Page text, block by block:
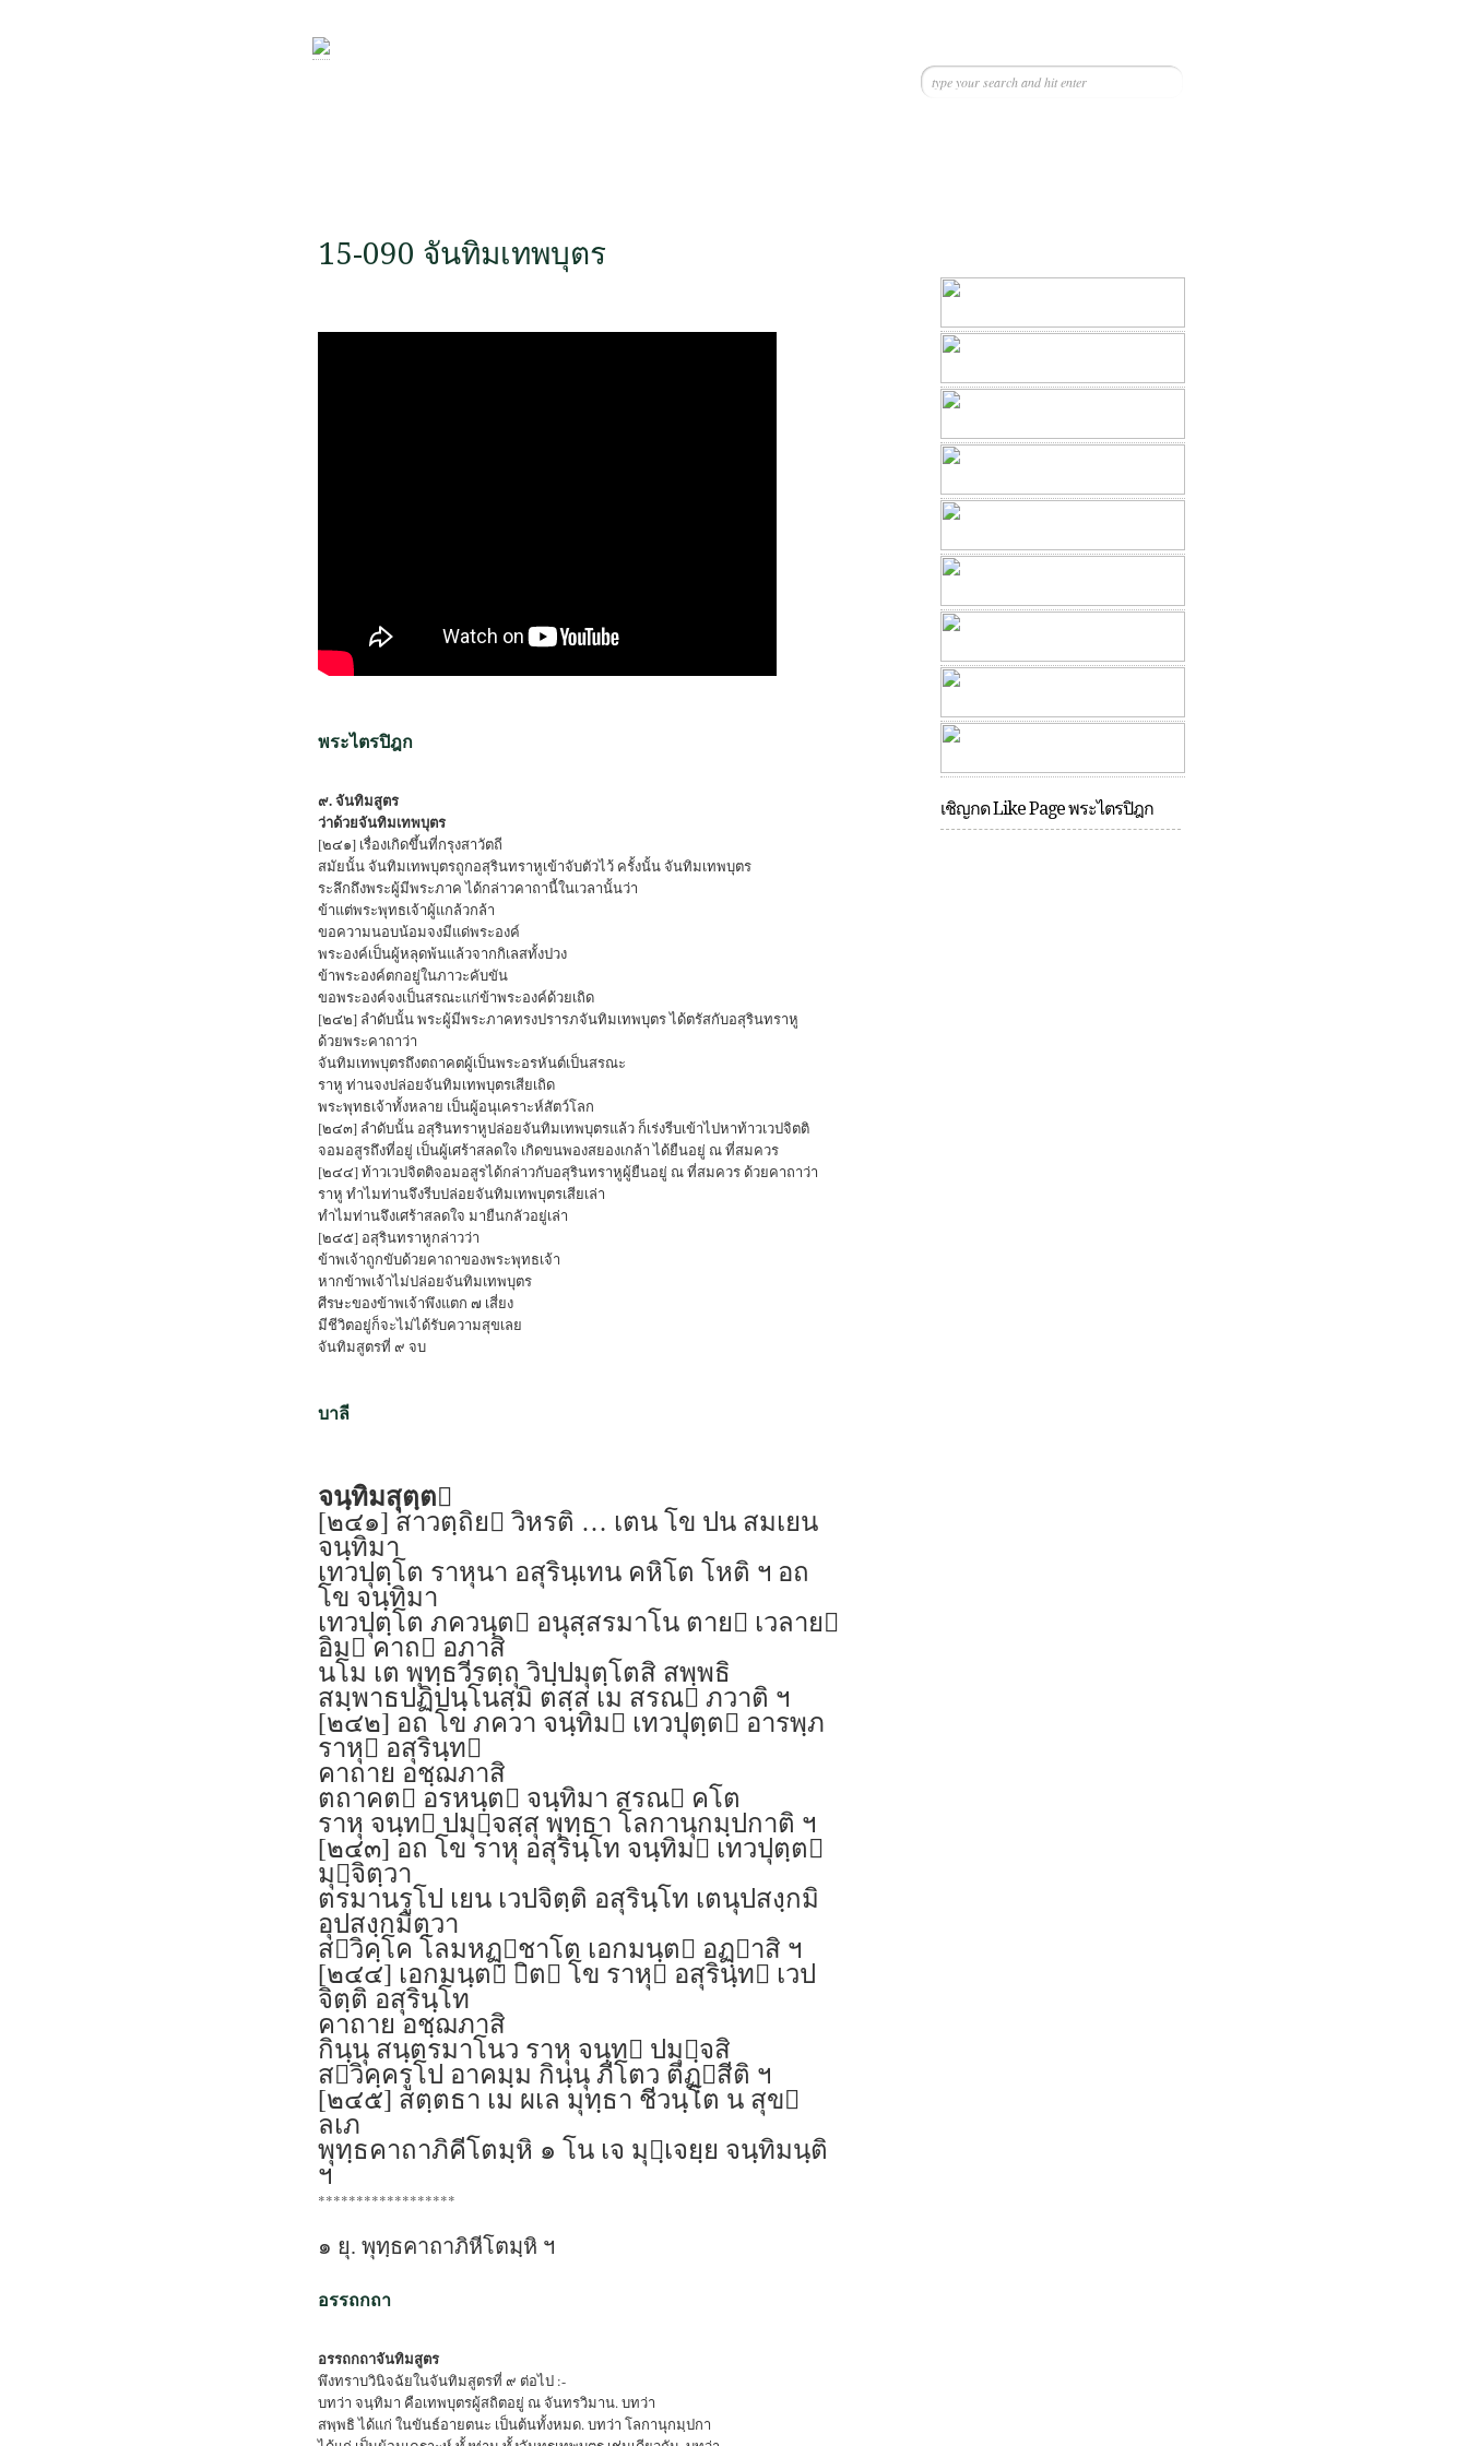
15-090 จันทิมเทพบุตร
พระไตรปิฎก
๙. จันทิมสูตร
ว่าด้วยจันทิมเทพบุตร
[๒๔๑] เรื่องเกิดขึ้นที่กรุงสาวัตถี
สมัยนั้น จันทิมเทพบุตรถูกอสุรินทราหูเข้าจับตัวไว้ ครั้งนั้น จันทิมเทพบุตร
ระลึกถึงพระผู้มีพระภาค ได้กล่าวคาถานี้ในเวลานั้นว่า
ข้าแต่พระพุทธเจ้าผู้แกล้วกล้า
ขอความนอบน้อมจงมีแด่พระองค์
พระองค์เป็นผู้หลุดพ้นแล้วจากกิเลสทั้งปวง
ข้าพระองค์ตกอยู่ในภาวะคับขัน
ขอพระองค์จงเป็นสรณะแก่ข้าพระองค์ด้วยเถิด
[๒๔๒] ลำดับนั้น พระผู้มีพระภาคทรงปรารภจันทิมเทพบุตร ได้ตรัสกับอสุรินทราหู
ด้วยพระคาถาว่า
จันทิมเทพบุตรถึงตถาคตผู้เป็นพระอรหันต์เป็นสรณะ
ราหู ท่านจงปล่อยจันทิมเทพบุตรเสียเถิด
พระพุทธเจ้าทั้งหลาย เป็นผู้อนุเคราะห์สัตว์โลก
[๒๔๓] ลำดับนั้น อสุรินทราหูปล่อยจันทิมเทพบุตรแล้ว ก็เร่งรีบเข้าไปหาท้าวเวปจิตติ
จอมอสูรถึงที่อยู่ เป็นผู้เศร้าสลดใจ เกิดขนพองสยองเกล้า ได้ยืนอยู่ ณ ที่สมควร
[๒๔๔] ท้าวเวปจิตติจอมอสูรได้กล่าวกับอสุรินทราหูผู้ยืนอยู่ ณ ที่สมควร ด้วยคาถาว่า
ราหู ทำไมท่านจึงรีบปล่อยจันทิมเทพบุตรเสียเล่า
ทำไมท่านจึงเศร้าสลดใจ มายืนกลัวอยู่เล่า
[๒๔๕] อสุรินทราหูกล่าวว่า
ข้าพเจ้าถูกขับด้วยคาถาของพระพุทธเจ้า
หากข้าพเจ้าไม่ปล่อยจันทิมเทพบุตร
ศีรษะของข้าพเจ้าพึงแตก ๗ เสี่ยง
มีชีวิตอยู่ก็จะไม่ได้รับความสุขเลย
จันทิมสูตรที่ ๙ จบ
บาลี
จนฺทิมสุตฺต
[๒๔๑] สาวตฺถิย วิหรติ … เตน โข ปน สมเยน
จนฺทิมา
เทวปุตฺโต ราหุนา อสุรินฺเทน คหิโต โหติ ฯ อถ
โข จนฺทิมา
เทวปุตฺโต ภควนฺต อนุสฺสรมาโน ตาย เวลาย
อิม คาถ อภาสิ
นโม เต พุทฺธวีรตฺถุ วิปฺปมุตฺโตสิ สพฺพธิ
สมฺพาธปฏิปนฺโนสฺมิ ตสฺส เม สรณ ภวาติ ฯ
[๒๔๒] อถ โข ภควา จนฺทิม เทวปุตฺต อารพฺภ
ราหุ อสุรินฺท
คาถาย อชฺฌภาสิ
ตถาคต อรหนฺต จนฺทิมา สรณ คโต
ราหุ จนฺท ปมุฺจสฺสุ พุทฺธา โลกานุกมฺปกาติ ฯ
[๒๔๓] อถ โข ราหุ อสุรินฺโท จนฺทิม เทวปุตฺต
มุฺจิตฺวา
ตรมานรูโป เยน เวปจิตฺติ อสุรินฺโท เตนุปสงฺกมิ
อุปสงฺกมิตฺวา
สวิคฺโค โลมหฏฺชาโต เอกมนฺต อฏฺาสิ ฯ
[๒๔๔] เอกมนฺต ิต โข ราหุ อสุรินฺท เวป
จิตฺติ อสุรินฺโท
คาถาย อชฺฌภาสิ
กินฺนุ สนฺตรมาโนว ราหุ จนฺท ปมุฺจสิ
สวิคฺครูโป อาคมฺม กินฺนุ ภีโตว ติฏฺสีติ ฯ
[๒๔๕] สตฺตธา เม ผเล มุทฺธา ชีวนฺโต น สุข
ลเภ
พุทฺธคาถาภิคีโตมฺหิ ๑ โน เจ มุฺเจยฺย จนฺทิมนฺติ
ฯ
******************
๑ ยุ. พุทฺธคาถาภิหีโตมฺหิ ฯ
อรรถกถา
อรรถกถาจันทิมสูตร
พึงทราบวินิจฉัยในจันทิมสูตรที่ ๙ ต่อไป :-
บทว่า จนฺทิมา คือเทพบุตรผู้สถิตอยู่ ณ จันทรวิมาน. บทว่า
สพฺพธิ ได้แก่ ในขันธ์อายตนะ เป็นต้นทั้งหมด. บทว่า โลกานุกมฺปกา
เชิญกด Like Page พระไตรปิฎก